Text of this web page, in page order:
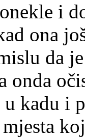
i
ona
da
onda
kadu i